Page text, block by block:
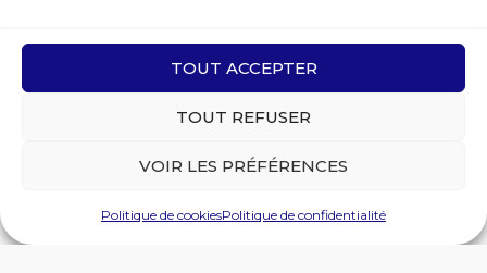
TOUT ACCEPTER
TOUT REFUSER
VOIR LES PRÉFÉRENCES
Politique de cookiesPolitique de confidentialité